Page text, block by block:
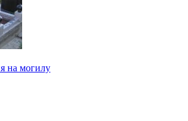
на могилу